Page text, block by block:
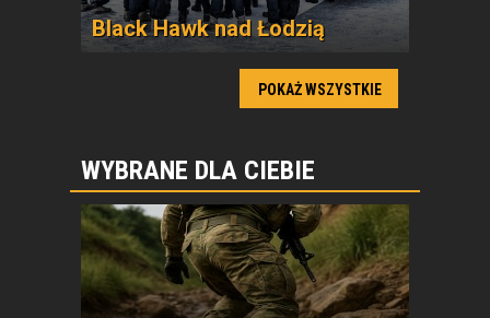
Black Hawk nad Łodzią
POKAŻ WSZYSTKIE
WYBRANE DLA CIEBIE